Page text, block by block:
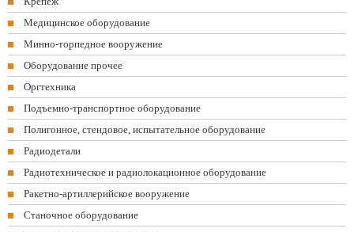
Медицинское оборудование
Минно-торпедное вооружение
Оборудование прочее
Оргтехника
Подъемно-транспортное оборудование
Полигонное, стендовое, испытательное оборудование
Радиодетали
Радиотехническое и радиолокационное оборудование
Ракетно-артиллерийское вооружение
Станочное оборудование